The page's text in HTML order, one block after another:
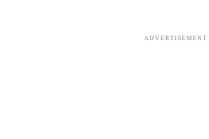
ADVERTISEMENT